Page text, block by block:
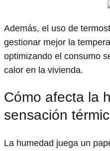
Además, el uso de
gestionar mejor la
optimizando el consumo
calor en la vivienda.
Cómo afecta la
sensación
La humedad juega un